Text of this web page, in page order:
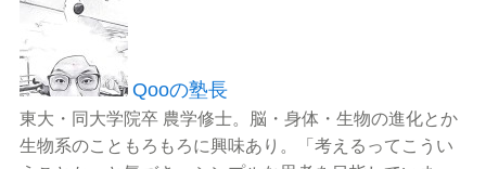
Qooの塾長
東大・同大学院卒 農学修士。脳・身体・生物の進化とか
生物系のこともろもろに興味あり。「考えるってこうい